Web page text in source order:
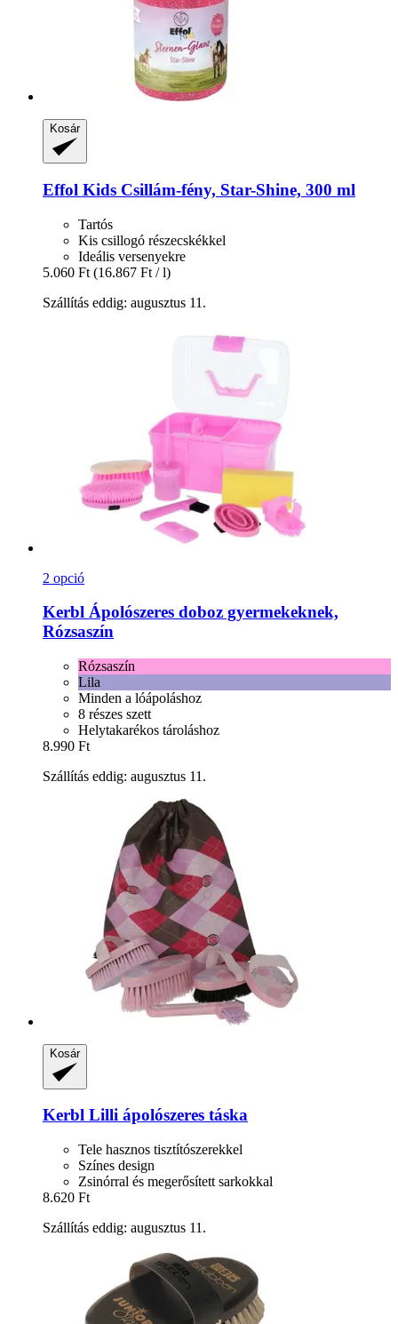
Kosár
Effol Kids Csillám-​fény, Star-​Shine, 300 ml
Tartós
Kis csillogó részecskékkel
Ideális versenyekre
5.060 Ft (16.867 Ft / l)
Szállítás eddig: augusztus 11.
2 opció
Kerbl Ápolószeres doboz gyermekeknek,
Rózsaszín
Rózsaszín
Lila
Minden a lóápoláshoz
8 részes szett
Helytakarékos tároláshoz
8.990 Ft
Szállítás eddig: augusztus 11.
Kosár
Kerbl Lilli ápolószeres táska
Tele hasznos tisztítószerekkel
Színes design
Zsinórral és megerősített sarkokkal
8.620 Ft
Szállítás eddig: augusztus 11.